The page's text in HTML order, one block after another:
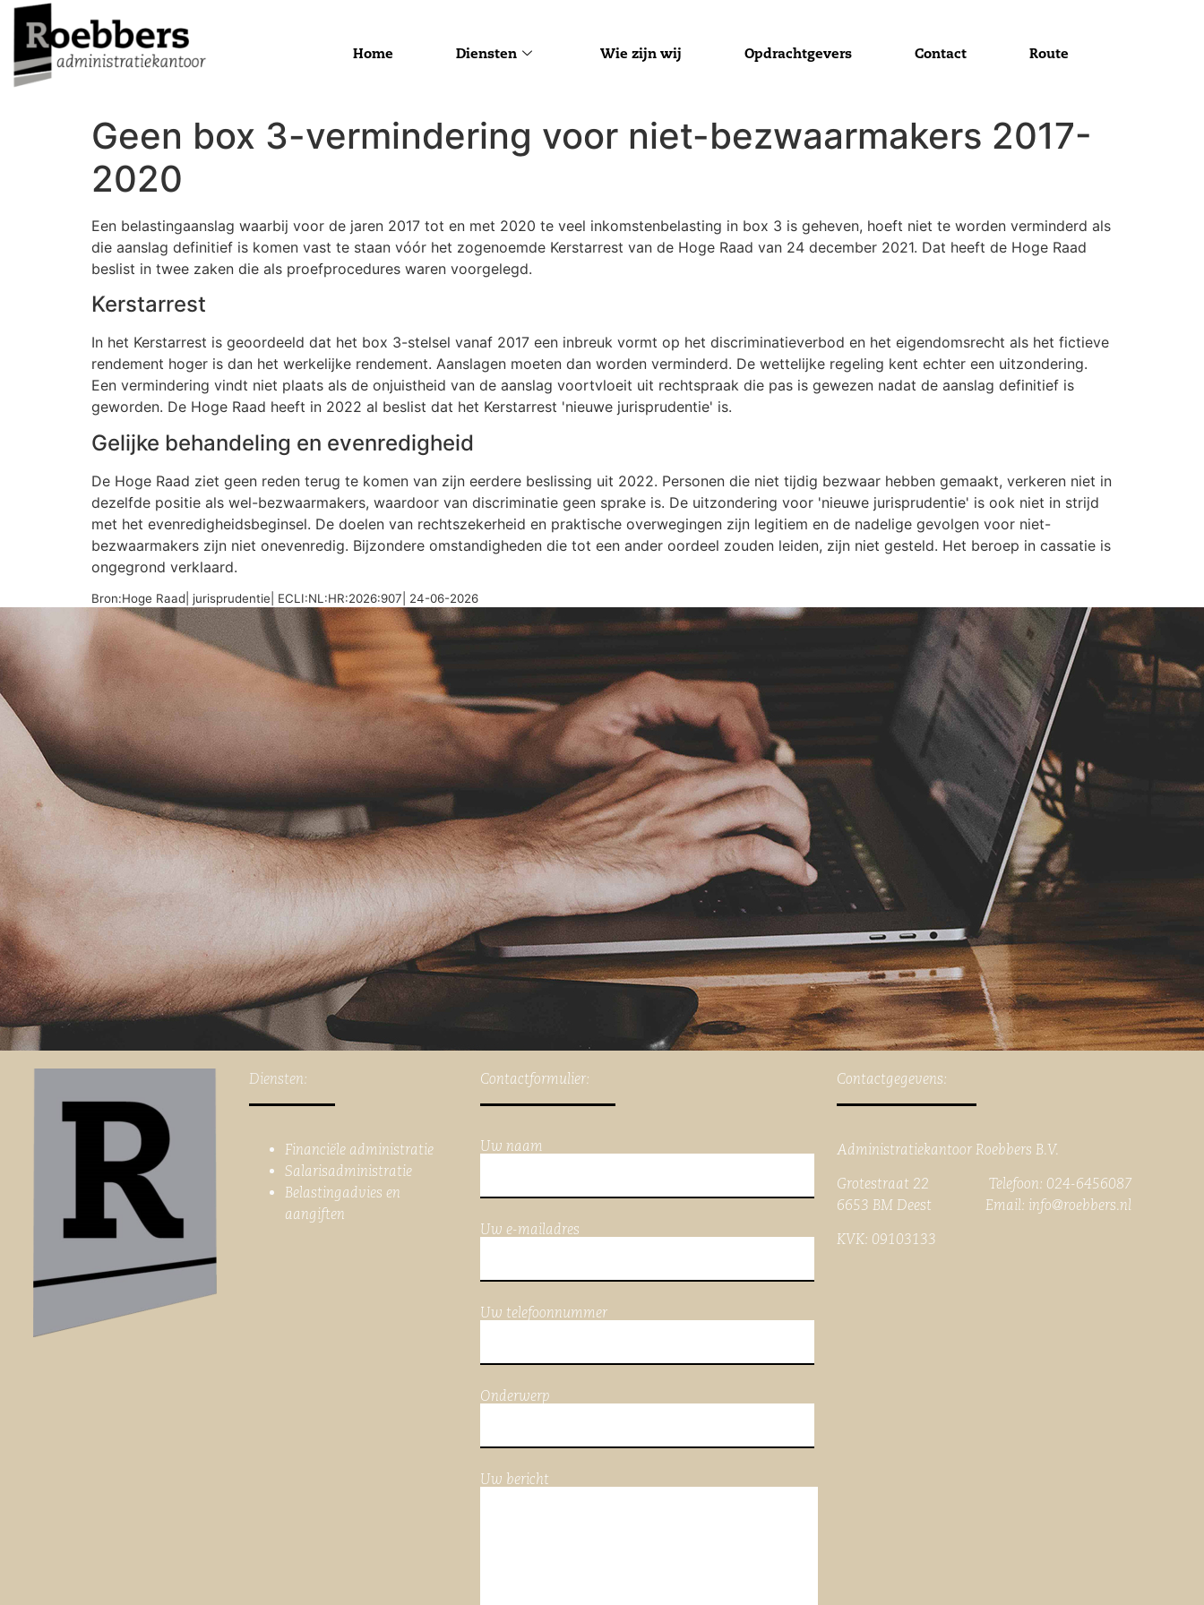
Home Diensten Wie zijn wij Opdrachtgevers Contact Route
Geen box 3-vermindering voor niet-bezwaarmakers 2017-
2020
Een belastingaanslag waarbij voor de jaren 2017 tot en met 2020 te veel inkomstenbelasting in box 3 is geheven, hoeft niet te worden verminderd als
die aanslag definitief is komen vast te staan vóór het zogenoemde Kerstarrest van de Hoge Raad van 24 december 2021. Dat heeft de Hoge Raad
beslist in twee zaken die als proefprocedures waren voorgelegd.
Kerstarrest
In het Kerstarrest is geoordeeld dat het box 3-stelsel vanaf 2017 een inbreuk vormt op het discriminatieverbod en het eigendomsrecht als het fictieve
rendement hoger is dan het werkelijke rendement. Aanslagen moeten dan worden verminderd. De wettelijke regeling kent echter een uitzondering.
Een vermindering vindt niet plaats als de onjuistheid van de aanslag voortvloeit uit rechtspraak die pas is gewezen nadat de aanslag definitief is
geworden. De Hoge Raad heeft in 2022 al beslist dat het Kerstarrest 'nieuwe jurisprudentie' is.
Gelijke behandeling en evenredigheid
De Hoge Raad ziet geen reden terug te komen van zijn eerdere beslissing uit 2022. Personen die niet tijdig bezwaar hebben gemaakt, verkeren niet in
dezelfde positie als wel-bezwaarmakers, waardoor van discriminatie geen sprake is. De uitzondering voor 'nieuwe jurisprudentie' is ook niet in strijd
met het evenredigheidsbeginsel. De doelen van rechtszekerheid en praktische overwegingen zijn legitiem en de nadelige gevolgen voor niet-
bezwaarmakers zijn niet onevenredig. Bijzondere omstandigheden die tot een ander oordeel zouden leiden, zijn niet gesteld. Het beroep in cassatie is
ongegrond verklaard.
Bron:Hoge Raad| jurisprudentie| ECLI:NL:HR:2026:907| 24-06-2026
Diensten:
Financiële administratie
Salarisadministratie
Belastingadvies en
aangiften
Contactformulier:
Uw naam
Uw e-mailadres
Uw telefoonnummer
Onderwerp
Uw bericht
Contactgegevens:
Administratiekantoor Roebbers B.V.
Grotestraat 22 Telefoon: 024-6456087
6653 BM Deest Email: info@roebbers.nl
KVK: 09103133